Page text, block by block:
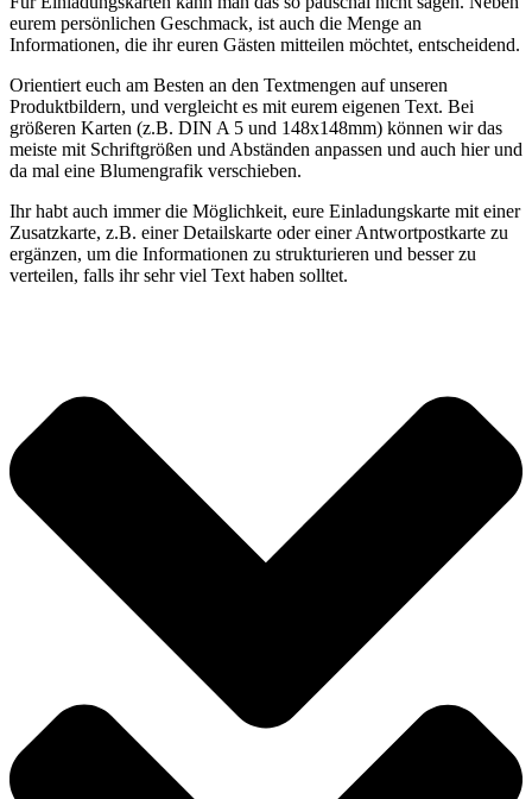
eurem persönlichen Geschmack, ist auch die Menge an
Informationen, die ihr euren Gästen mitteilen möchtet, entscheidend.
Orientiert euch am Besten an den Textmengen auf unseren
Produktbildern, und vergleicht es mit eurem eigenen Text. Bei
größeren Karten (z.B. DIN A 5 und 148x148mm) können wir das
meiste mit Schriftgrößen und Abständen anpassen und auch hier und
da mal eine Blumengrafik verschieben.
Ihr habt auch immer die Möglichkeit, eure Einladungskarte mit einer
Zusatzkarte, z.B. einer Detailskarte oder einer Antwortpostkarte zu
ergänzen, um die Informationen zu strukturieren und besser zu
verteilen, falls ihr sehr viel Text haben solltet.